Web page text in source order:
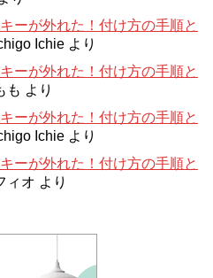
ーが外れた！付け方の手順と
Ichie より
ーが外れた！付け方の手順と
も より
ーが外れた！付け方の手順と
Ichie より
ーが外れた！付け方の手順と
ィオ より